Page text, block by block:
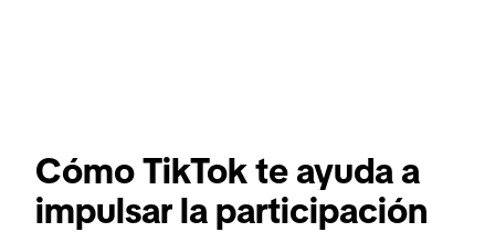
Cómo TikTok te ayuda a
impulsar la participación